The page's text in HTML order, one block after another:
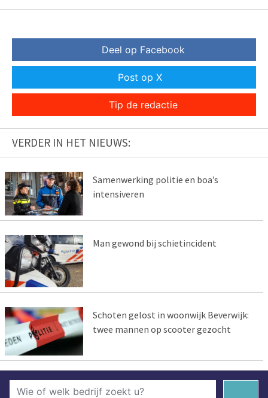
Deel op Facebook
Post op X
Tip de redactie
VERDER IN HET NIEUWS:
Samenwerking politie en boa’s
intensiveren
Man gewond bij schietincident
Schoten gelost in woonwijk Beverwijk:
twee mannen op scooter gezocht